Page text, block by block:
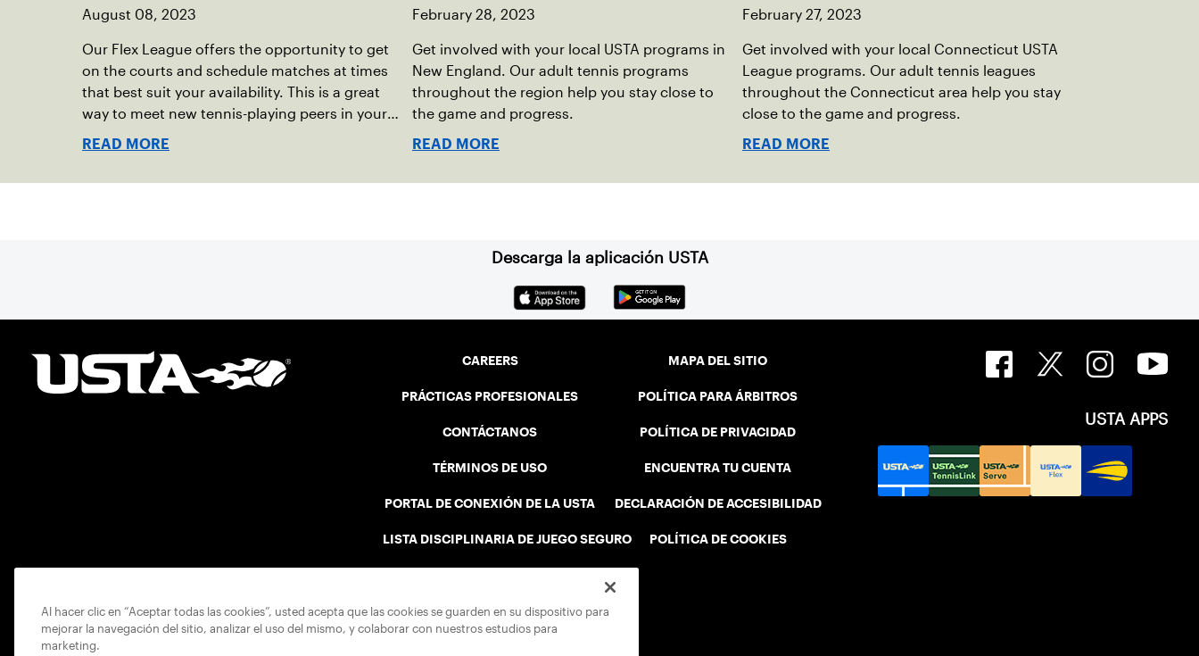
August 08, 2023
Our Flex League offers the opportunity to get
on the courts and schedule matches at times
that best suit your availability. This is a great
way to meet new tennis-playing peers in your
area and improve your skills through friendly,
READ MORE
February 28, 2023
Get involved with your local USTA programs in
New England. Our adult tennis programs
throughout the region help you stay close to
the game and progress.
READ MORE
February 27, 2023
Get involved with your local Connecticut USTA
League programs. Our adult tennis leagues
throughout the Connecticut area help you stay
close to the game and progress.
READ MORE
Descarga la aplicación USTA
CAREERS
PRÁCTICAS PROFESIONALES
CONTÁCTANOS
TÉRMINOS DE USO
PORTAL DE CONEXIÓN DE LA USTA
LISTA DISCIPLINARIA DE JUEGO SEGURO
MAPA DEL SITIO
POLÍTICA PARA ÁRBITROS
POLÍTICA DE PRIVACIDAD
ENCUENTRA TU CUENTA
DECLARACIÓN DE ACCESIBILIDAD
POLÍTICA DE COOKIES
USTA APPS
Al hacer clic en “Aceptar todas las cookies”, usted acepta que las cookies se guarden en su dispositivo para
mejorar la navegación del sitio, analizar el uso del mismo, y colaborar con nuestros estudios para
marketing.